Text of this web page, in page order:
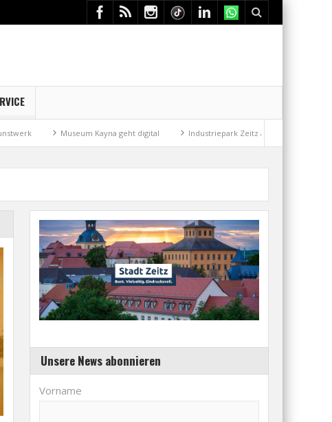
Museum Kayna geht digital Industriepark Zeitz auf gutem Weg
Unsere News abonnieren
Vorname